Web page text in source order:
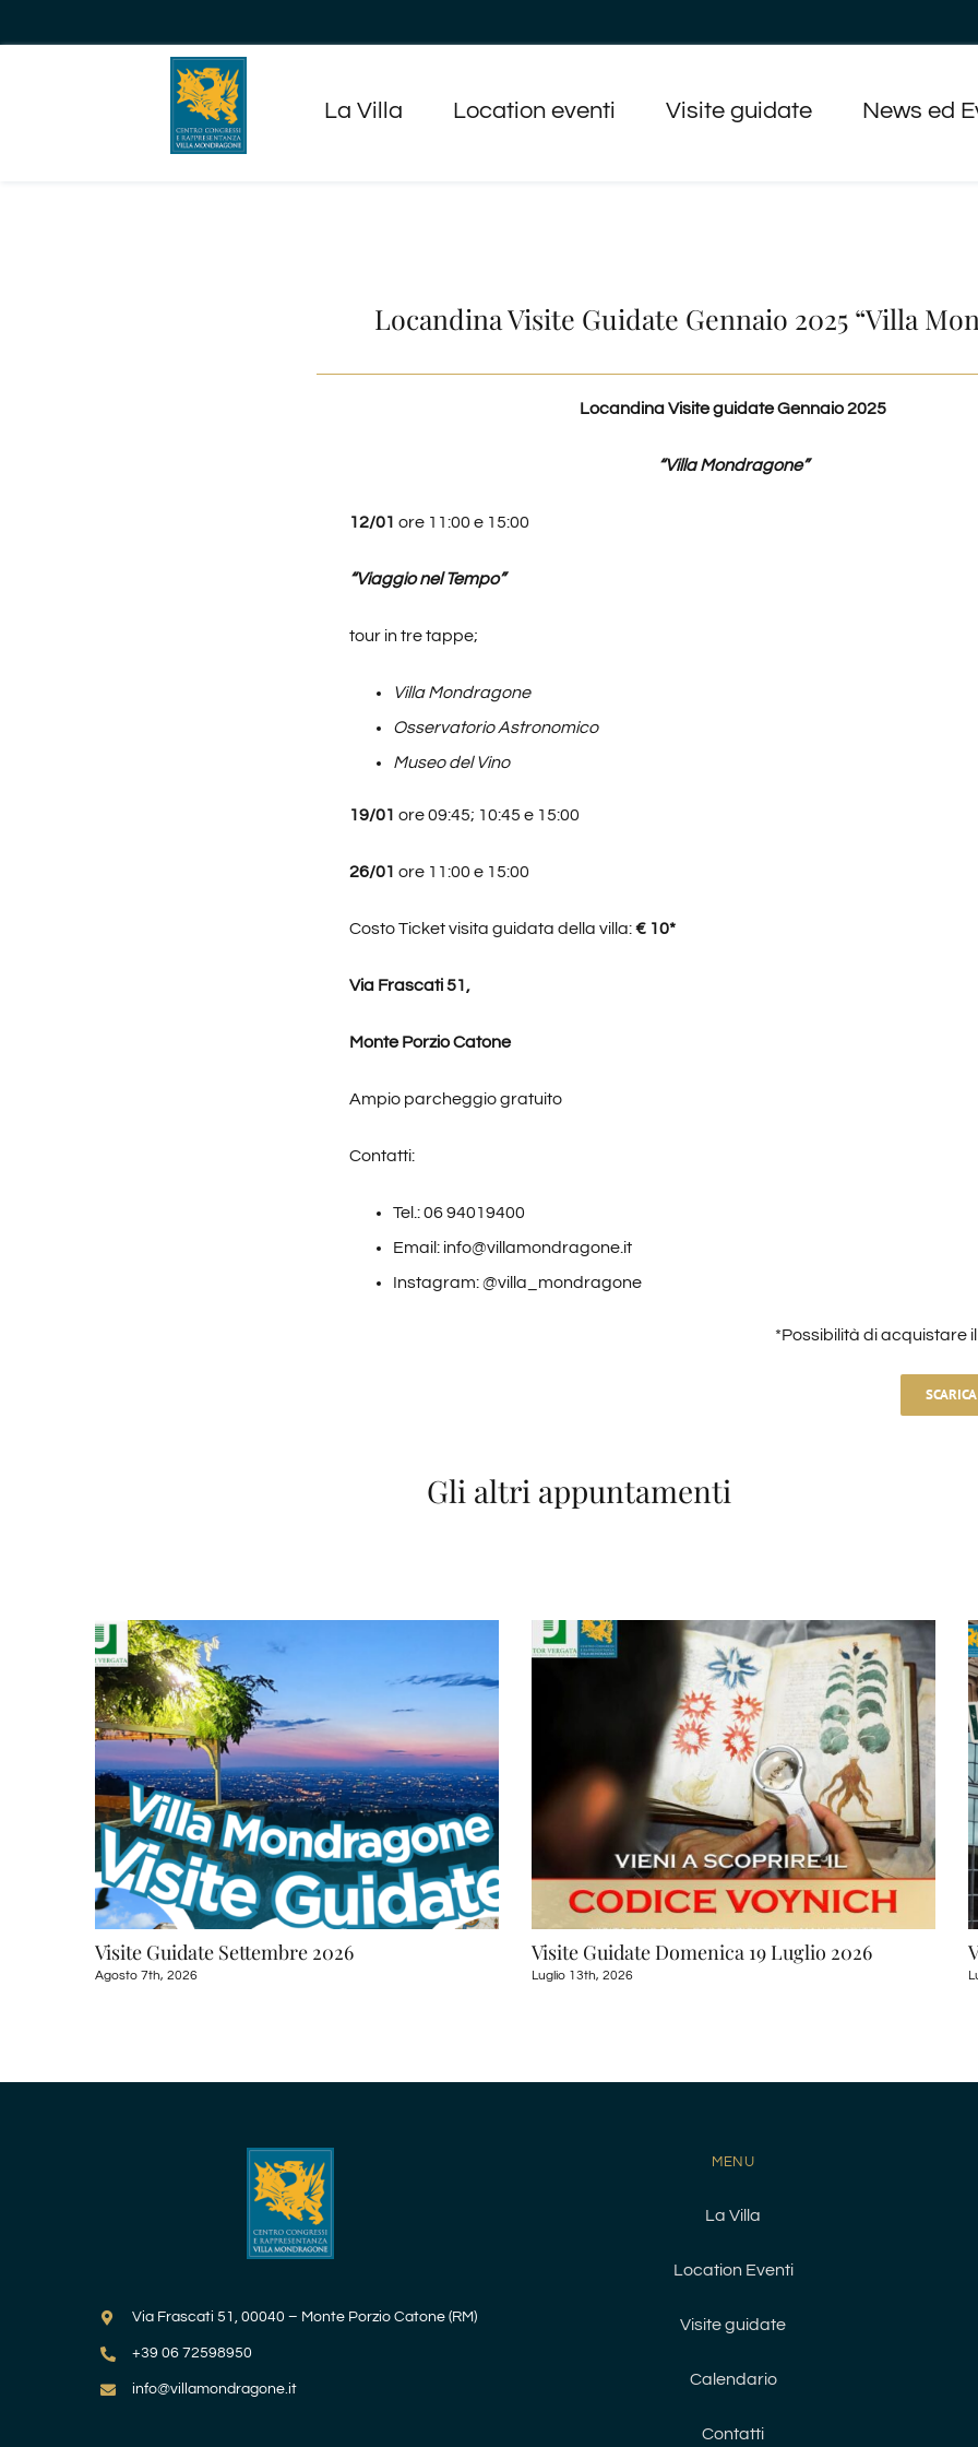
La Villa Location eventi Visite guidate News ed
Locandina Visite Guidate Gennaio 2025 “Villa
Locandina Visite guidate Gennaio 2025
“Villa Mondragone”
12/01 ore 11:00 e 15:00
“Viaggio nel Tempo”
tour in tre tappe;
Villa Mondragone
Osservatorio Astronomico
Museo del Vino
19/01 ore 09:45; 10:45 e 15:00
26/01 ore 11:00 e 15:00
Costo Ticket visita guidata della villa:€ 10*
Via Frascati 51,
Monte Porzio Catone
Ampio parcheggio gratuito
Contatti:
Tel.: 06 94019400
Email: info@villamondragone.it
Instagram: @villa_mondragone
*Possibilità di acquistare
Gli altri appuntamenti
Visite Guidate Settembre 2026
Agosto 7th, 2026
Visite Guidate Domenica 19 Luglio 2026
Luglio 13th, 2026
Via Frascati 51, 00040 – Monte Porzio Catone (RM)
+39 06 72598950
info@villamondragone.it
MENU
La Villa
Location Eventi
Visite guidate
Calendario
Contatti